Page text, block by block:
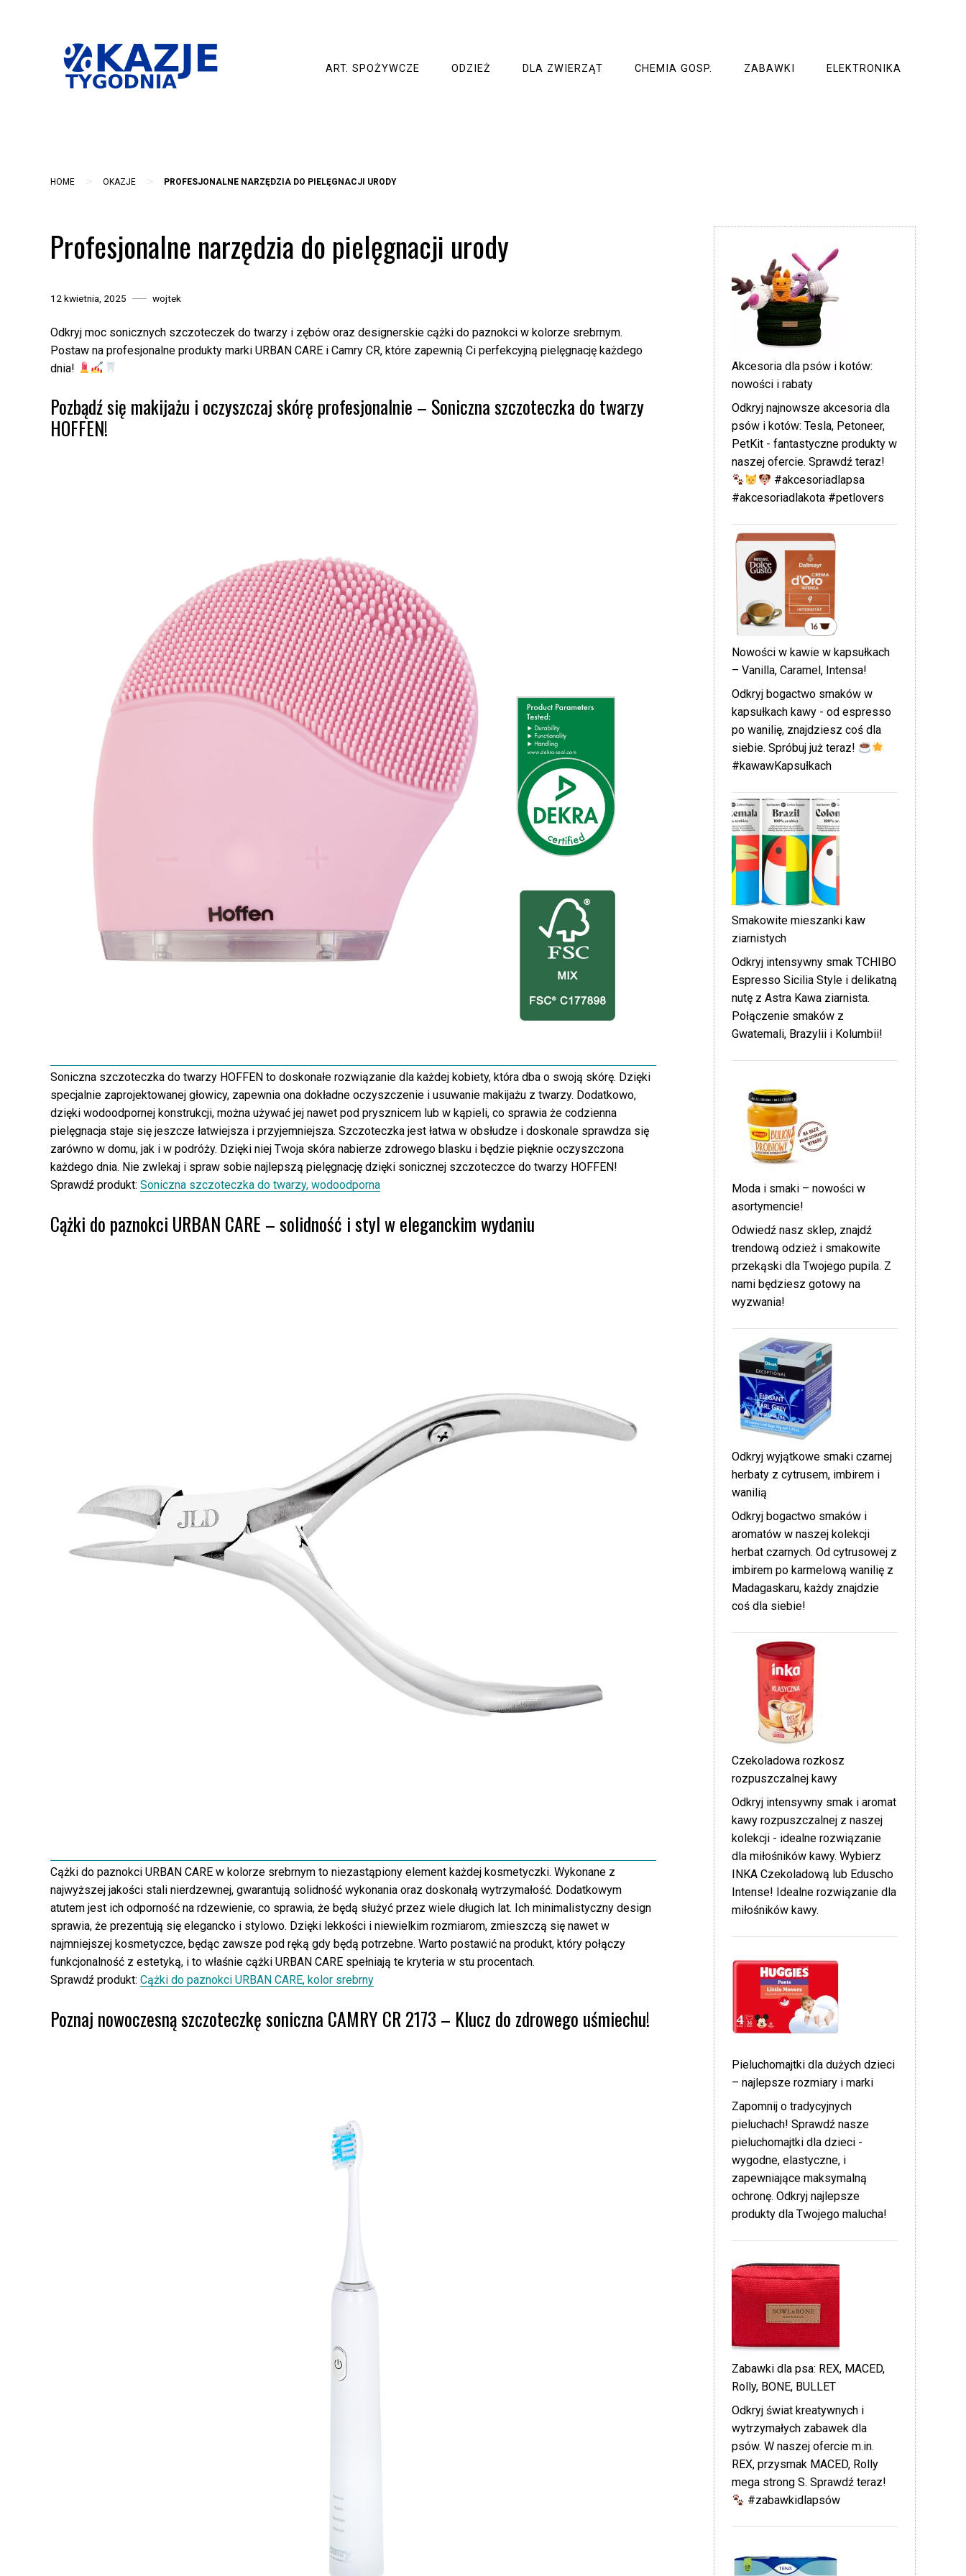
ART. SPOŻYWCZE ODZIEŻ DLA ZWIERZĄT CHEMIA GOSP. ZABAWKI ELEKTRONIKA
HOME > OKAZJE > PROFESJONALNE NARZĘDZIA DO PIELĘGNACJI URODY
Profesjonalne narzędzia do pielęgnacji urody
12 kwietnia, 2025 wojtek
Odkryj moc sonicznych szczoteczek do twarzy i zębów oraz designerskie cążki do paznokci w kolorze srebrnym.
Postaw na profesjonalne produkty marki URBAN CARE i Camry CR, które zapewnią Ci perfekcyjną pielęgnację każdego
dnia!
Pozbądź się makijażu i oczyszczaj skórę profesjonalnie – Soniczna szczoteczka do twarzy
HOFFEN!
Soniczna szczoteczka do twarzy HOFFEN to doskonałe rozwiązanie dla każdej kobiety, która dba o swoją skórę. Dzięki
specjalnie zaprojektowanej głowicy, zapewnia ona dokładne oczyszczenie i usuwanie makijażu z twarzy. Dodatkowo,
dzięki wodoodpornej konstrukcji, można używać jej nawet pod prysznicem lub w kąpieli, co sprawia że codzienna
pielęgnacja staje się jeszcze łatwiejsza i przyjemniejsza. Szczoteczka jest łatwa w obsłudze i doskonale sprawdza się
zarówno w domu, jak i w podróży. Dzięki niej Twoja skóra nabierze zdrowego blasku i będzie pięknie oczyszczona
każdego dnia. Nie zwlekaj i spraw sobie najlepszą pielęgnację dzięki sonicznej szczoteczce do twarzy HOFFEN!
Sprawdź produkt: Soniczna szczoteczka do twarzy, wodoodporna
Cążki do paznokci URBAN CARE – solidność i styl w eleganckim wydaniu
Cążki do paznokci URBAN CARE w kolorze srebrnym to niezastąpiony element każdej kosmetyczki. Wykonane z
najwyższej jakości stali nierdzewnej, gwarantują solidność wykonania oraz doskonałą wytrzymałość. Dodatkowym
atutem jest ich odporność na rdzewienie, co sprawia, że będą służyć przez wiele długich lat. Ich minimalistyczny design
sprawia, że prezentują się elegancko i stylowo. Dzięki lekkości i niewielkim rozmiarom, zmieszczą się nawet w
najmniejszej kosmetyczce, będąc zawsze pod ręką gdy będą potrzebne. Warto postawić na produkt, który połączy
funkcjonalność z estetyką, i to właśnie cążki URBAN CARE spełniają te kryteria w stu procentach.
Sprawdź produkt: Cążki do paznokci URBAN CARE, kolor srebrny
Poznaj nowoczesną szczoteczkę soniczna CAMRY CR 2173 – Klucz do zdrowego uśmiechu!
Akcesoria dla psów i kotów:
nowości i rabaty
Odkryj najnowsze akcesoria dla
psów i kotów: Tesla, Petoneer,
PetKit - fantastyczne produkty w
naszej ofercie. Sprawdź teraz!
#akcesoriadlapsa
#akcesoriadlakota #petlovers
Nowości w kawie w kapsułkach
– Vanilla, Caramel, Intensa!
Odkryj bogactwo smaków w
kapsułkach kawy - od espresso
po wanilię, znajdziesz coś dla
siebie. Spróbuj już teraz!
#kawawKapsułkach
Smakowite mieszanki kaw
ziarnistych
Odkryj intensywny smak TCHIBO
Espresso Sicilia Style i delikatną
nutę z Astra Kawa ziarnista.
Połączenie smaków z
Gwatemali, Brazylii i Kolumbii!
Moda i smaki – nowości w
asortymencie!
Odwiedź nasz sklep, znajdź
trendową odzież i smakowite
przekąski dla Twojego pupila. Z
nami będziesz gotowy na
wyzwania!
Odkryj wyjątkowe smaki czarnej
herbaty z cytrusem, imbirem i
wanilią
Odkryj bogactwo smaków i
aromatów w naszej kolekcji
herbat czarnych. Od cytrusowej z
imbirem po karmelową wanilię z
Madagaskaru, każdy znajdzie
coś dla siebie!
Czekoladowa rozkosz
rozpuszczalnej kawy
Odkryj intensywny smak i aromat
kawy rozpuszczalnej z naszej
kolekcji - idealne rozwiązanie
dla miłośników kawy. Wybierz
INKA Czekoladową lub Eduscho
Intense! Idealne rozwiązanie dla
miłośników kawy.
Pieluchomajtki dla dużych dzieci
– najlepsze rozmiary i marki
Zapomnij o tradycyjnych
pieluchach! Sprawdź nasze
pieluchomajtki dla dzieci -
wygodne, elastyczne, i
zapewniające maksymalną
ochronę. Odkryj najlepsze
produkty dla Twojego malucha!
Zabawki dla psa: REX, MACED,
Rolly, BONE, BULLET
Odkryj świat kreatywnych i
wytrzymałych zabawek dla
psów. W naszej ofercie m.in.
REX, przysmak MACED, Rolly
mega strong S. Sprawdź teraz!
#zabawkidlapsów